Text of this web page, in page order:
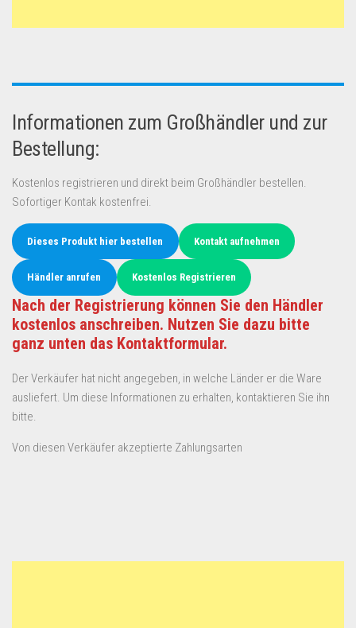
Informationen zum Großhändler und zur
Bestellung:
Kostenlos registrieren und direkt beim Großhändler bestellen.
Sofortiger Kontak kostenfrei.
Dieses Produkt hier bestellen Kontakt aufnehmen
Händler anrufen Kostenlos Registrieren
Nach der Registrierung können Sie den Händler
kostenlos anschreiben. Nutzen Sie dazu bitte
ganz unten das Kontaktformular.
Der Verkäufer hat nicht angegeben, in welche Länder er die Ware
ausliefert. Um diese Informationen zu erhalten, kontaktieren Sie ihn
bitte.
Von diesen Verkäufer akzeptierte Zahlungsarten